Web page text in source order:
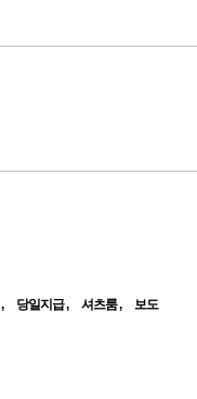
당일지급 셔츠룸 보도